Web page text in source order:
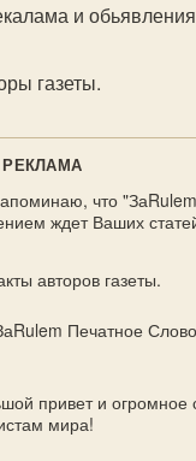
и
газеты.
что
ждет Ваших
авторов газеты.
Печатное
привет и огромное
мира!